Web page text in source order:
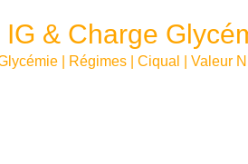
& Charge
| Régimes | Ciqual | Valeur